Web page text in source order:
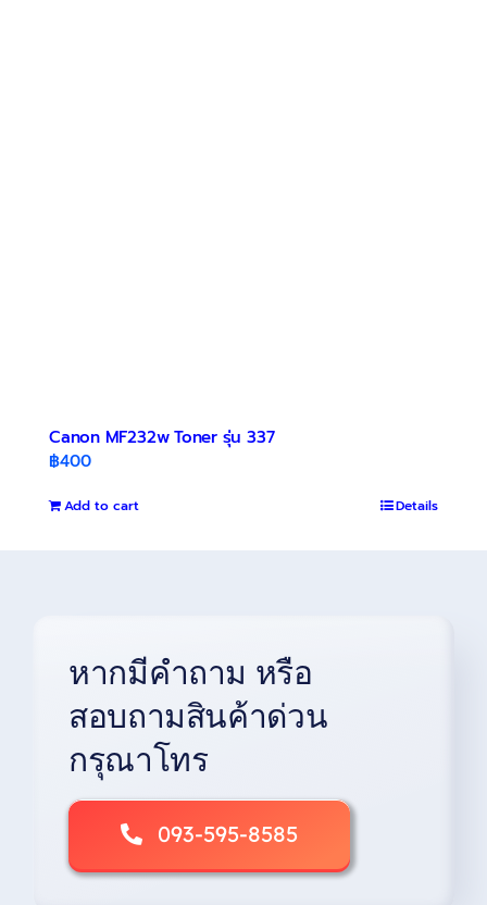
Canon MF232w Toner รุ่น 337
฿400
Add to cart Details
หากมีคำถาม หรือ
สอบถามสินค้าด่วน
กรุณาโทร
093-595-8585